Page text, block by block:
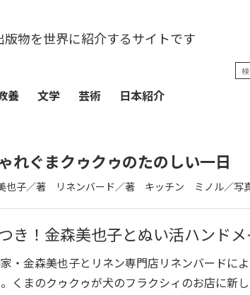
版物を世界に紹介するサイトです
養 文学 芸術 日本紹介
れぐまクゥクゥのたのしい一日
子／著 リネンバード／著 キッチン ミノル／写
き！金森美也子とぬい活ハンドメ
・金森美也子とリネン専門店リネンバードに
くまのクゥクゥが犬のフラクシィのお店に新